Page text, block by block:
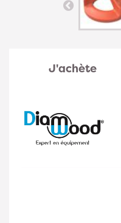
J'achète